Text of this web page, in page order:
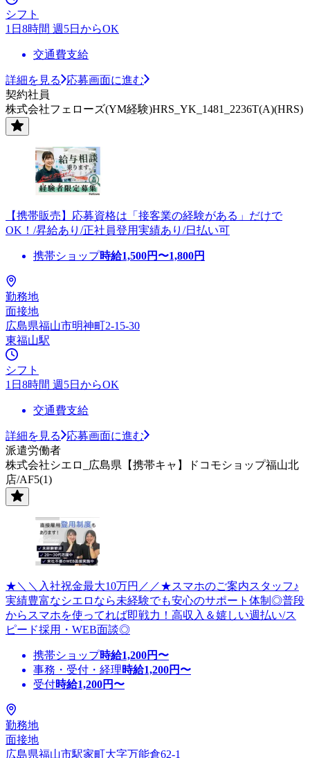
シフト
1日8時間 週5日からOK
交通費支給
詳細を見る
応募画面に進む
契約社員
株式会社フェローズ(YM経験)HRS_YK_1481_2236T(A)(HRS)
【携帯販売】応募資格は「接客業の経験がある」だけで
OK！/昇給あり/正社員登用実績あり/日払い可
携帯ショップ時給1,500円〜1,800円
勤務地
面接地
広島県福山市明神町2-15-30
東福山駅
シフト
1日8時間 週5日からOK
交通費支給
詳細を見る
応募画面に進む
派遣労働者
株式会社シエロ_広島県【携帯キャ】ドコモショップ福山北
店/AF5(1)
★＼＼入社祝金最大10万円／／★スマホのご案内スタッフ♪
実績豊富なシエロなら未経験でも安心のサポート体制◎普段
からスマホを使ってれば即戦力！高収入＆嬉しい週払い/ス
ピード採用・WEB面談◎
携帯ショップ時給1,200円〜
事務・受付・経理時給1,200円〜
受付時給1,200円〜
勤務地
面接地
広島県福山市駅家町大字万能倉62-1